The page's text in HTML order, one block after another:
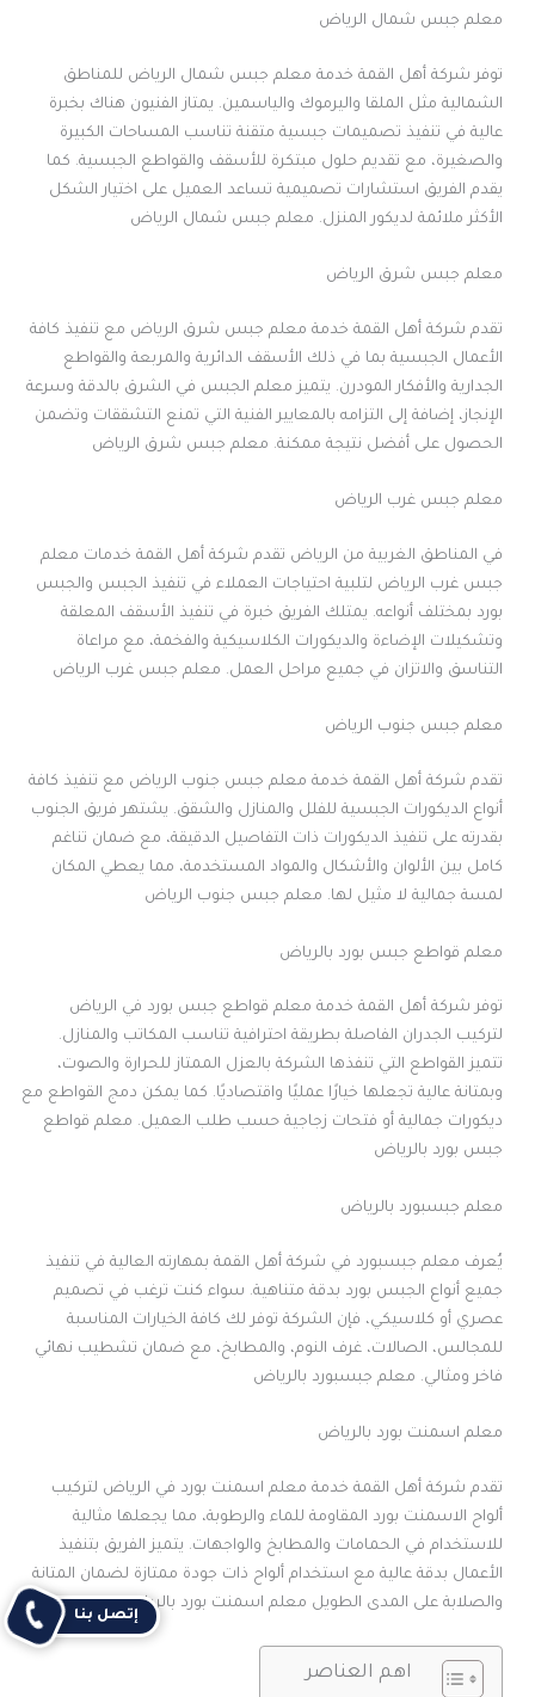
معلم جبس شمال الرياض
توفر شركة أهل القمة خدمة معلم جبس شمال الرياض للمناطق
الشمالية مثل الملقا واليرموك والياسمين. يمتاز الفنيون هناك بخبرة
عالية في تنفيذ تصميمات جبسية متقنة تناسب المساحات الكبيرة
والصغيرة، مع تقديم حلول مبتكرة للأسقف والقواطع الجبسية. كما
يقدم الفريق استشارات تصميمية تساعد العميل على اختيار الشكل
الأكثر ملائمة لديكور المنزل. معلم جبس شمال الرياض
معلم جبس شرق الرياض
تقدم شركة أهل القمة خدمة معلم جبس شرق الرياض مع تنفيذ كافة
الأعمال الجبسية بما في ذلك الأسقف الدائرية والمربعة والقواطع
الجدارية والأفكار المودرن. يتميز معلم الجبس في الشرق بالدقة وسرعة
الإنجاز، إضافة إلى التزامه بالمعايير الفنية التي تمنع التشققات وتضمن
الحصول على أفضل نتيجة ممكنة. معلم جبس شرق الرياض
معلم جبس غرب الرياض
في المناطق الغربية من الرياض تقدم شركة أهل القمة خدمات معلم
جبس غرب الرياض لتلبية احتياجات العملاء في تنفيذ الجبس والجبس
بورد بمختلف أنواعه. يمتلك الفريق خبرة في تنفيذ الأسقف المعلقة
وتشكيلات الإضاءة والديكورات الكلاسيكية والفخمة، مع مراعاة
التناسق والاتزان في جميع مراحل العمل. معلم جبس غرب الرياض
معلم جبس جنوب الرياض
تقدم شركة أهل القمة خدمة معلم جبس جنوب الرياض مع تنفيذ كافة
أنواع الديكورات الجبسية للفلل والمنازل والشقق. يشتهر فريق الجنوب
بقدرته على تنفيذ الديكورات ذات التفاصيل الدقيقة، مع ضمان تناغم
كامل بين الألوان والأشكال والمواد المستخدمة، مما يعطي المكان
لمسة جمالية لا مثيل لها. معلم جبس جنوب الرياض
معلم قواطع جبس بورد بالرياض
توفر شركة أهل القمة خدمة معلم قواطع جبس بورد في الرياض
لتركيب الجدران الفاصلة بطريقة احترافية تناسب المكاتب والمنازل.
تتميز القواطع التي تنفذها الشركة بالعزل الممتاز للحرارة والصوت،
وبمتانة عالية تجعلها خيارًا عمليًا واقتصاديًا. كما يمكن دمج القواطع مع
ديكورات جمالية أو فتحات زجاجية حسب طلب العميل. معلم قواطع
جبس بورد بالرياض
معلم جبسبورد بالرياض
يُعرف معلم جبسبورد في شركة أهل القمة بمهارته العالية في تنفيذ
جميع أنواع الجبس بورد بدقة متناهية. سواء كنت ترغب في تصميم
عصري أو كلاسيكي، فإن الشركة توفر لك كافة الخيارات المناسبة
للمجالس، الصالات، غرف النوم، والمطابخ، مع ضمان تشطيب نهائي
فاخر ومثالي. معلم جبسبورد بالرياض
معلم اسمنت بورد بالرياض
تقدم شركة أهل القمة خدمة معلم اسمنت بورد في الرياض لتركيب
ألواح الاسمنت بورد المقاومة للماء والرطوبة، مما يجعلها مثالية
للاستخدام في الحمامات والمطابخ والواجهات. يتميز الفريق بتنفيذ
الأعمال بدقة عالية مع استخدام ألواح ذات جودة ممتازة لضمان المتانة
والصلابة على المدى الطويل معلم اسمنت بورد بالرياض
اهم العناصر
إتصل بنا